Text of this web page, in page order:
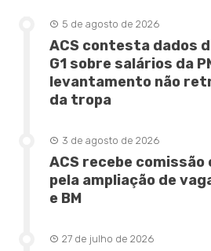
5 de agosto de 2026
ACS contesta dados
G1 sobre salários da
levantamento não
da tropa
3 de agosto de 2026
ACS recebe
pela ampliação de
e BM
27 de julho de 2026